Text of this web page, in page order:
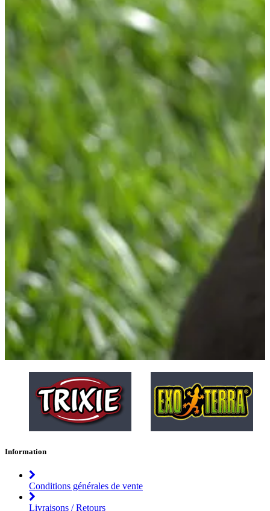
Information
Conditions générales de vente
Livraisons / Retours